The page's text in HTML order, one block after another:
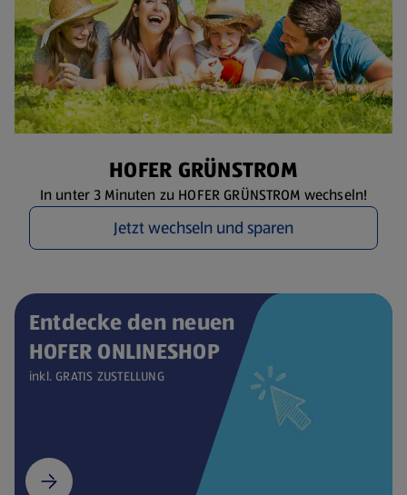
HOFER GRÜNSTROM
In unter 3 Minuten zu HOFER GRÜNSTROM wechseln!
Jetzt wechseln und sparen
Entdecke den neuen
HOFER ONLINESHOP
inkl. GRATIS ZUSTELLUNG